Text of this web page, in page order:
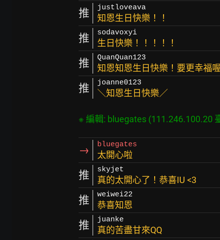
推 justloveava
知恩生日快樂！！
推 sodavoxyi
生日快樂！！！！！
推 QuanQuan123
知恩知恩生日快樂！要更幸福
推 joanne0123
＼知恩生日快樂／
→ bluegates
太開心啦
推 skyjet
真的太開心了！恭喜IU <3
推 weiwei22
恭喜知恩
推 juanke
真的苦盡甘來QQ